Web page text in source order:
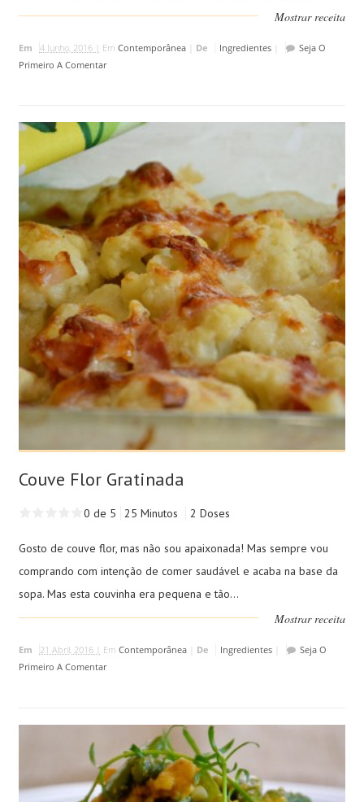
Mostrar receita
Em 4 Junho, 2016 | Em Contemporânea| De Ingredientes|
Seja O
Primeiro A Comentar
Couve Flor Gratinada
0 de 5 25 Minutos 2 Doses
Gosto de couve flor, mas não sou apaixonada! Mas sempre vou
comprando com intenção de comer saudável e acaba na base da
sopa. Mas esta couvinha era pequena e tão...
Mostrar receita
Em 21 Abril, 2016 | Em Contemporânea| De Ingredientes|
Seja O
Primeiro A Comentar